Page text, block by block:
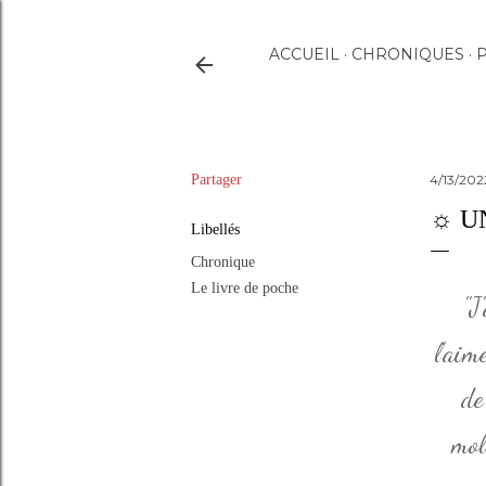
ACCUEIL CHRONIQUES
Partager
Libellés
Chronique
Le livre de poche
4/13/
☼